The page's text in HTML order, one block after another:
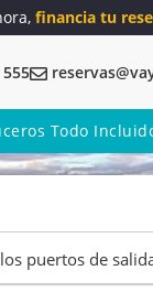
financia tu
Todo